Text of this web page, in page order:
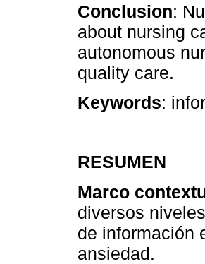
Conclusion:
about nursing
autonomous
quality care.
Keywords:
RESUMEN
Marco
diversos
de información
ansiedad.